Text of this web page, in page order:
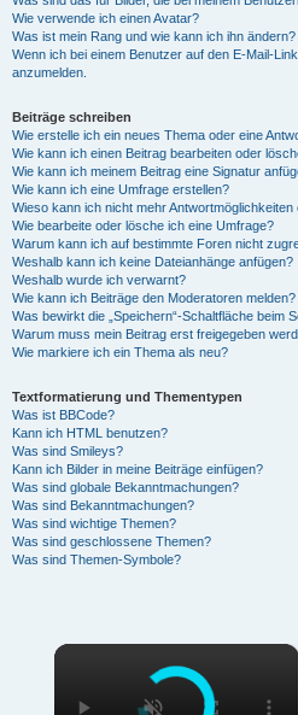
Wie verwende ich einen Avatar?
Was ist mein Rang und wie kann ich ihn ändern?
Wenn ich bei einem Benutzer auf den E-Mail-
anzumelden.
Beiträge schreiben
Wie erstelle ich ein neues Thema oder eine
Wie kann ich einen Beitrag bearbeiten oder
Wie kann ich meinem Beitrag eine Signatur
Wie kann ich eine Umfrage erstellen?
Wieso kann ich nicht mehr Antwortmöglichkeiten
Wie bearbeite oder lösche ich eine Umfrage?
Warum kann ich auf bestimmte Foren nicht
Weshalb kann ich keine Dateianhänge anfügen?
Weshalb wurde ich verwarnt?
Wie kann ich Beiträge den Moderatoren melden?
Was bewirkt die „Speichern“-Schaltfläche beim
Warum muss mein Beitrag erst freigegeben
Wie markiere ich ein Thema als neu?
Textformatierung und Thementypen
Was ist BBCode?
Kann ich HTML benutzen?
Was sind Smileys?
Kann ich Bilder in meine Beiträge einfügen?
Was sind globale Bekanntmachungen?
Was sind Bekanntmachungen?
Was sind wichtige Themen?
Was sind geschlossene Themen?
Was sind Themen-Symbole?
×